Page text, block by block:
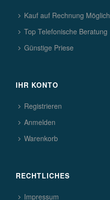
Kauf auf Rechnung Möglich
Top Telefonische Beratung
Günstige Priese
IHR KONTO
Registrieren
Anmelden
Warenkorb
RECHTLICHES
Impressum